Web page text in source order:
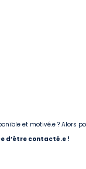
et motivé.e ?
d’être contacté.e !